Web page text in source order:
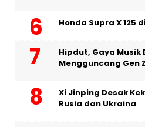
Honda Supra X 125
Hipdut, Gaya
Mengguncang Gen Z
Xi Jinping Desak
Rusia dan Ukraina